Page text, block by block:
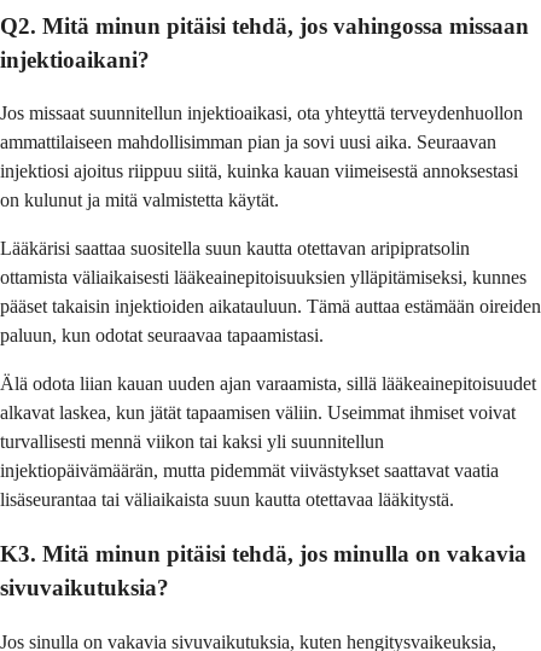
Q2. Mitä minun pitäisi tehdä, jos vahingossa missaan
injektioaikani?
Jos missaat suunnitellun injektioaikasi, ota yhteyttä terveydenhuollon
ammattilaiseen mahdollisimman pian ja sovi uusi aika. Seuraavan
injektiosi ajoitus riippuu siitä, kuinka kauan viimeisestä annoksestasi
on kulunut ja mitä valmistetta käytät.
Lääkärisi saattaa suositella suun kautta otettavan aripipratsolin
ottamista väliaikaisesti lääkeainepitoisuuksien ylläpitämiseksi, kunnes
pääset takaisin injektioiden aikatauluun. Tämä auttaa estämään oireiden
paluun, kun odotat seuraavaa tapaamistasi.
Älä odota liian kauan uuden ajan varaamista, sillä lääkeainepitoisuudet
alkavat laskea, kun jätät tapaamisen väliin. Useimmat ihmiset voivat
turvallisesti mennä viikon tai kaksi yli suunnitellun
injektiopäivämäärän, mutta pidemmät viivästykset saattavat vaatia
lisäseurantaa tai väliaikaista suun kautta otettavaa lääkitystä.
K3. Mitä minun pitäisi tehdä, jos minulla on vakavia
sivuvaikutuksia?
Jos sinulla on vakavia sivuvaikutuksia, kuten hengitysvaikeuksia,